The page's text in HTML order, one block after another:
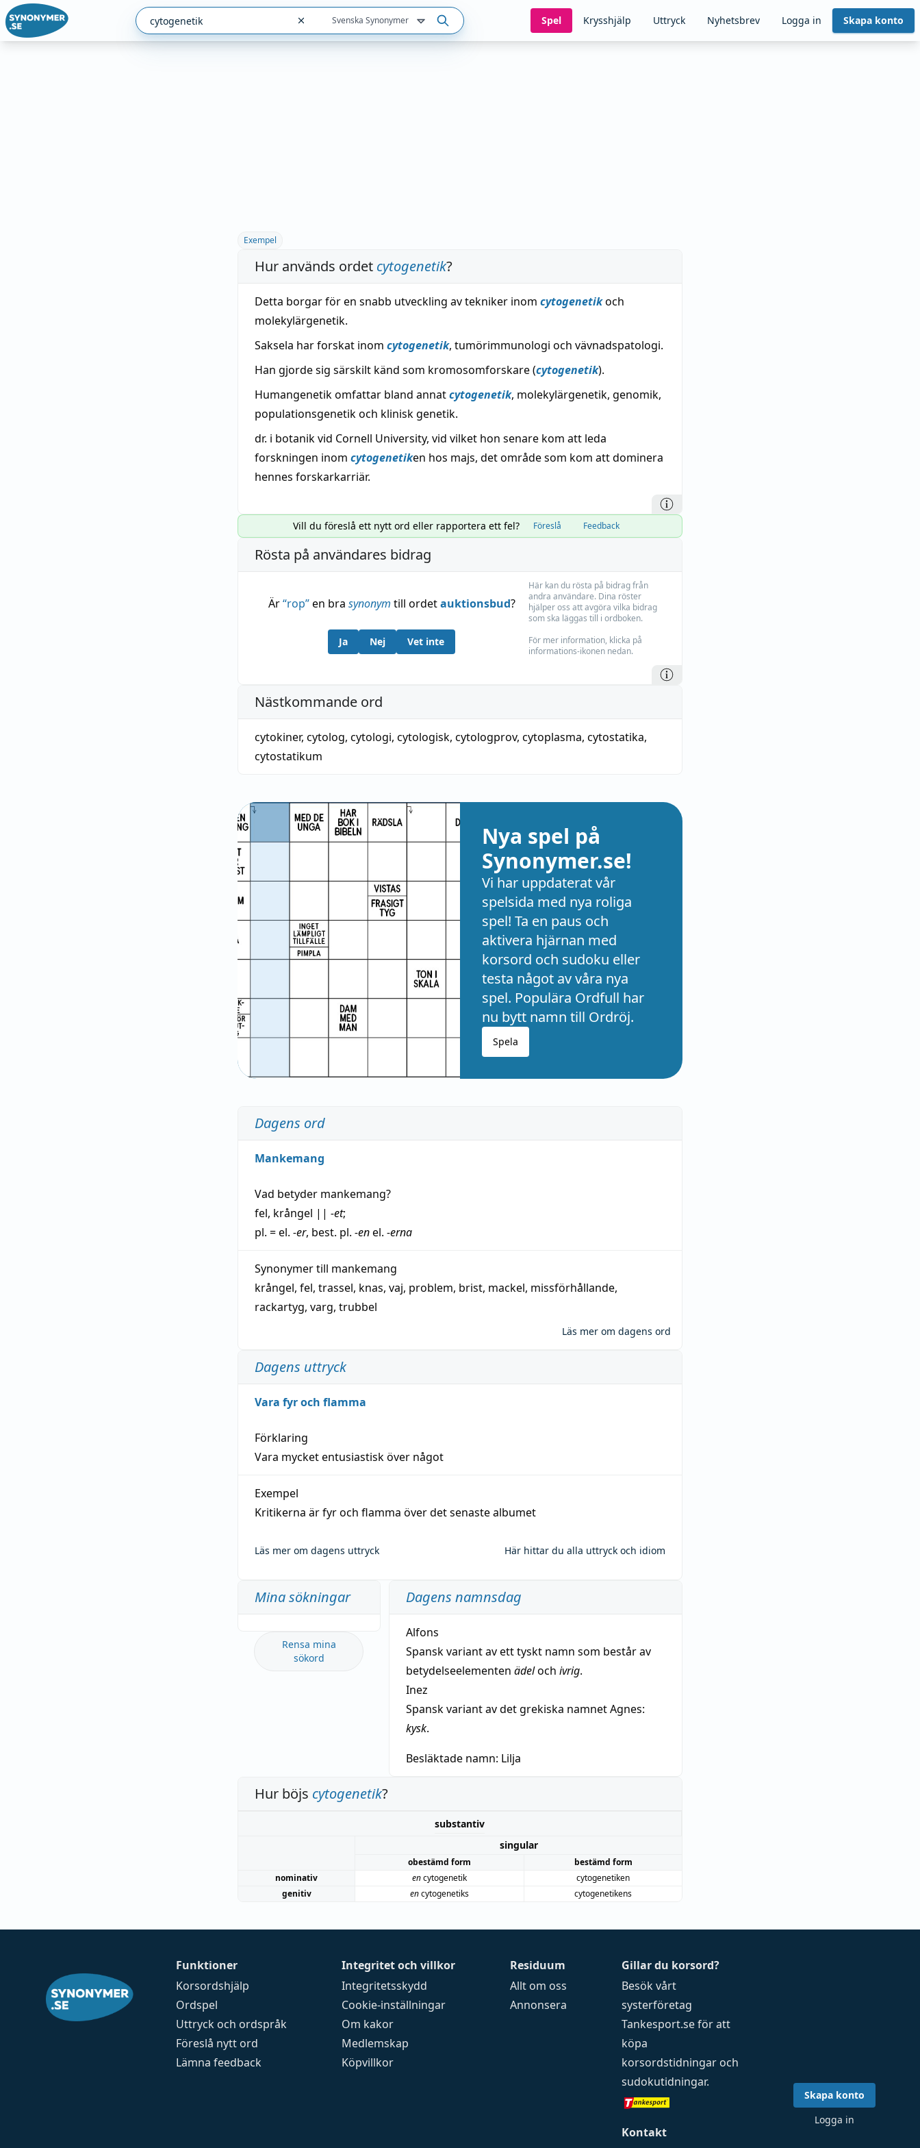
Svenska Synonymer Spel Krysshjälp Uttryck Nyhetsbrev Logga in Skapa konto
Exempel
Hur används ordet cytogenetik?
Detta borgar för en snabb utveckling av tekniker inom cytogenetikoch
molekylärgenetik.
Saksela har forskat inom cytogenetik, tumörimmunologi och vävnadspatologi.
Han gjorde sig särskilt känd som kromosomforskare (cytogenetik).
Humangenetik omfattar bland annatcytogenetik, molekylärgenetik, genomik,
populationsgenetik och klinisk genetik.
dr. i botanik vid Cornell University, vid vilket hon senare kom att leda
forskningen inom cytogenetiken hos majs, det område som kom att dominera
hennes forskarkarriär.
Vill du föreslå ett nytt ord eller rapportera ett fel? Föreslå Feedback
Rösta på användares bidrag
Är“rop”en bra synonym till ordetauktionsbud?
Ja Nej Vet inte
Här kan du rösta på bidrag från
andra användare. Dina röster
hjälper oss att avgöra vilka bidrag
som ska läggas till i ordboken.
För mer information, klicka på
informations-ikonen nedan.
Nästkommande ord
cytokiner, cytolog, cytologi, cytologisk, cytologprov, cytoplasma, cytostatika,
cytostatikum
Nya spel på
Synonymer.se!
Vi har uppdaterat vår
spelsida med nya roliga
spel! Ta en paus och
aktivera hjärnan med
korsord och sudoku eller
testa något av våra nya
spel. Populära Ordfull har
nu bytt namn till Ordröj.
Spela
Dagens ord
Mankemang
Vad betyder mankemang?
fel, krångel || -et;
pl. = el. -er, best. pl. -enel. -erna
Synonymer till mankemang
krångel, fel, trassel, knas, vaj, problem, brist, mackel, missförhållande,
rackartyg, varg, trubbel
Läs mer om dagens ord
Dagens uttryck
Vara fyr och flamma
Förklaring
Vara mycket entusiastisk över något
Exempel
Kritikerna är fyr och flamma över det senaste albumet
Läs mer om dagens uttryck Här hittar du alla uttryck och idiom
Mina sökningar
Rensa mina
sökord
Dagens namnsdag
Alfons
Spansk variant av ett tyskt namn som består av
betydelseelementen ädeloch ivrig.
Inez
Spansk variant av det grekiska namnet Agnes:
kysk.
Besläktade namn: Lilja
Hur böjs cytogenetik?
substantiv
singular
obestämd form
bestämd form
nominativ
encytogenetik
cytogenetiken
genitiv
encytogenetiks cytogenetikens
Funktioner
Korsordshjälp
Ordspel
Uttryck och ordspråk
Föreslå nytt ord
Lämna feedback
Integritet och villkor
Integritetsskydd
Cookie-inställningar
Om kakor
Medlemskap
Köpvillkor
Residuum
Allt om oss
Annonsera
Gillar du korsord?
Besök vårt
systerföretag
Tankesport.seför att
köpa
korsordstidningar och
sudokutidningar.
Kontakt
Skapa konto
Logga in